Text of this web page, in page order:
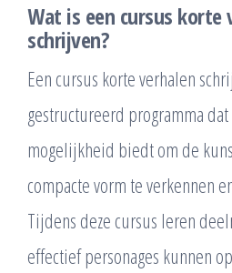
Wat is een cursus korte
schrijven?
Een cursus korte verhalen
gestructureerd programma
mogelijkheid biedt om de
compacte vorm te verkennen
Tijdens deze cursus leren
effectief personages kunnen